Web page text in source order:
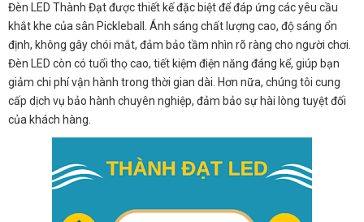
Đèn LED Thành Đạt được thiết kế đặc biệt để đáp ứng các yêu cầu
khắt khe của sân Pickleball. Ánh sáng chất lượng cao, độ sáng ổn
định, không gây chói mắt, đảm bảo tầm nhìn rõ ràng cho người chơi.
Đèn LED còn có tuổi thọ cao, tiết kiệm điện năng đáng kể, giúp bạn
giảm chi phí vận hành trong thời gian dài. Hơn nữa, chúng tôi cung
cấp dịch vụ bảo hành chuyên nghiệp, đảm bảo sự hài lòng tuyệt đối
của khách hàng.